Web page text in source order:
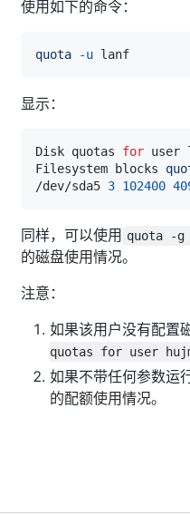
使用如下的命令：
quota -u
显示：
Disk quotas for user
Filesystem blocks
/dev/sda5 3 102400
同样，可以使用 quota -g
的磁盘使用情况。
注意：
如果该用户没有配置
quotas for user
如果不带任何参数运
的配额使用情况。